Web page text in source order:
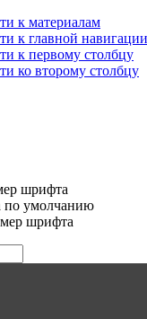
к материалам
к главной навигации
к первому столбцу
ко второму столбцу